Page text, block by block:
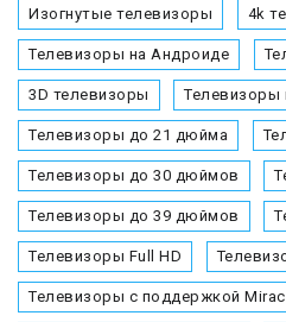
Изогнутые телевизоры 4k
Телевизоры на Андроиде
3D телевизоры Телевизоры
Телевизоры до 21 дюйма
Телевизоры до 30 дюймов
Телевизоры до 39 дюймов
Телевизоры Full HD
Телевизоры с поддержкой